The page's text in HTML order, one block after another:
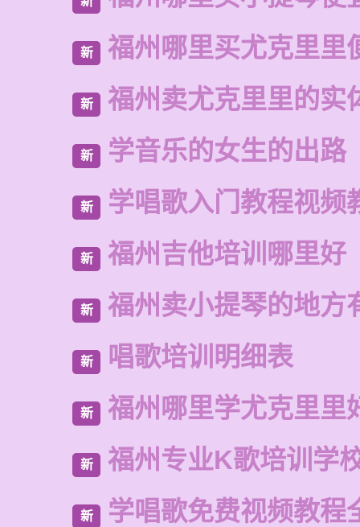
新 福州哪里买尤克里里
新 福州卖尤克里里的实
新 学音乐的女生的出路
新 学唱歌入门教程视频
新 福州吉他培训哪里好
新 福州卖小提琴的地方
新 唱歌培训明细表
新 福州哪里学尤克里里
新 福州专业K歌培训学
新 学唱歌免费视频教程